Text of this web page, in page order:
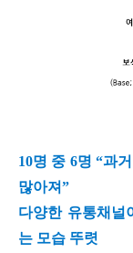
10명 중 6명 “과
많아져”
다양한 유통채널
는 모습 뚜렷